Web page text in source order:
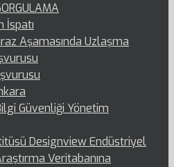
İspatı
Aşamasında Uzlaşma
Güvenliği Yönetim
Designview Endüstriyel
Veritabanına